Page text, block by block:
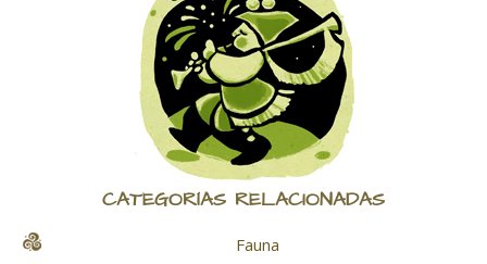
CATEGORÍAS RELACIONADAS
Fauna